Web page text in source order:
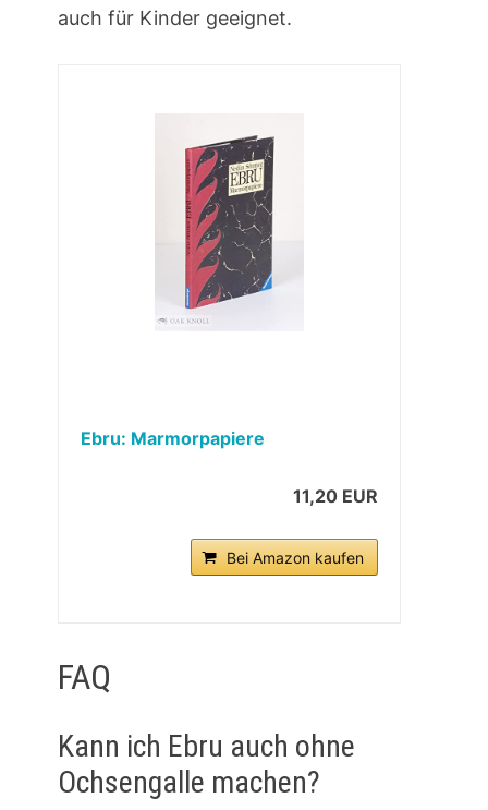
auch für Kinder geeignet.
Ebru: Marmorpapiere
11,20 EUR
Bei Amazon kaufen
FAQ
Kann ich Ebru auch ohne
Ochsengalle machen?